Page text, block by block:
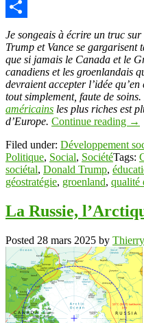
Copy
Link
Partager
Je songeais à écrire un truc
Trump et Vance se gargarisent
que si jamais le Canada et le
canadiens et les groenlandais
devraient accepter l’idée
tout simplement, faute de soins.
américains les plus riches est
d’Europe. Continue reading →
Filed under: Développement
Politique, Social, SociétéTags:
sociétal, Donald Trump,
géostratégie, groenland, qualité
La Russie,
Posted 28 mars 2025 by